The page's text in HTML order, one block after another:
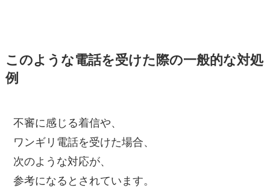
このような電話を受けた際の一般的な対処
例
不審に感じる着信や、
ワンギリ電話を受けた場合、
次のような対応が、
参考になるとされています。